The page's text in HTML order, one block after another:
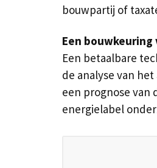
bouwpartij of
Een
Een betaalbare
de analyse van
een prognose van
energielabel